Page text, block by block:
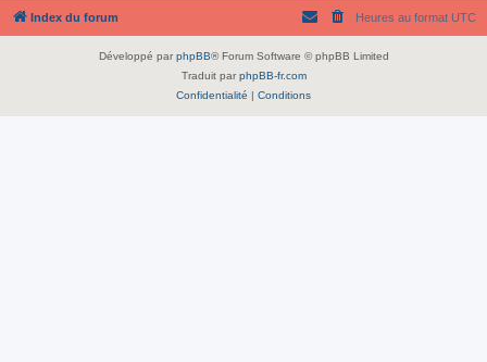
Index du forum Heures au format UTC
Développé par phpBB® Forum Software © phpBB Limited
Traduit par phpBB-fr.com
Confidentialité | Conditions